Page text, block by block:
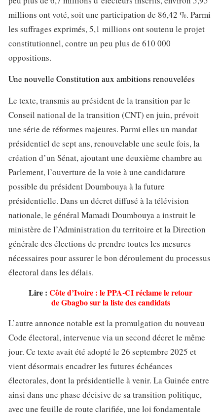
millions ont voté, soit une participation de 86,42 %. Parmi
les suffrages exprimés, 5,1 millions ont soutenu le projet
constitutionnel, contre un peu plus de 610 000
oppositions.
Une nouvelle Constitution aux ambitions renouvelées
Le texte, transmis au président de la transition par le
Conseil national de la transition (CNT) en juin, prévoit
une série de réformes majeures. Parmi elles un mandat
présidentiel de sept ans, renouvelable une seule fois, la
création d’un Sénat, ajoutant une deuxième chambre au
Parlement, l’ouverture de la voie à une candidature
possible du président Doumbouya à la future
présidentielle. Dans un décret diffusé à la télévision
nationale, le général Mamadi Doumbouya a instruit le
ministère de l’Administration du territoire et la Direction
générale des élections de prendre toutes les mesures
nécessaires pour assurer le bon déroulement du processus
électoral dans les délais.
Lire : Côte d’Ivoire : le PPA-CI réclame le retour
de Gbagbo sur la liste des candidats
L’autre annonce notable est la promulgation du nouveau
Code électoral, intervenue via un second décret le même
jour. Ce texte avait été adopté le 26 septembre 2025 et
vient désormais encadrer les futures échéances
électorales, dont la présidentielle à venir. La Guinée entre
ainsi dans une phase décisive de sa transition politique,
avec une feuille de route clarifiée, une loi fondamentale